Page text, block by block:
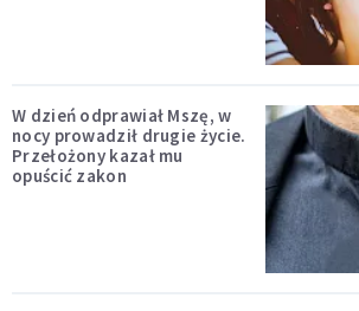
W dzień odprawiał Mszę, w
nocy prowadził drugie życie.
Przełożony kazał mu
opuścić zakon